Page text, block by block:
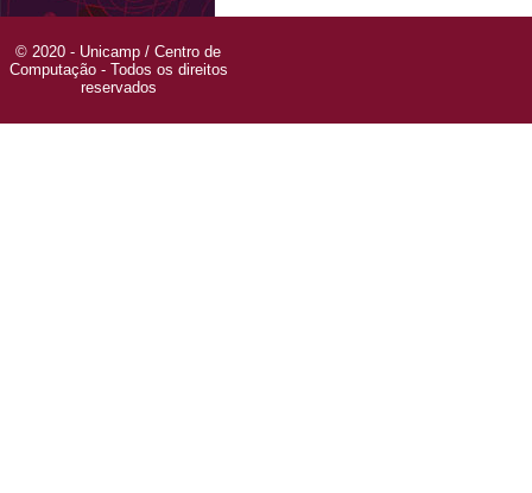
© 2020 - Unicamp / Centro de
Computação - Todos os direitos
reservados